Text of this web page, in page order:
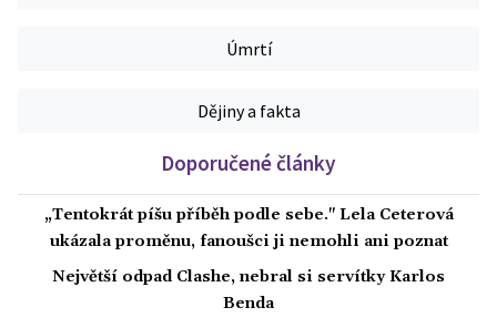
Úmrtí
Dějiny a fakta
Doporučené články
„Tentokrát píšu příběh podle sebe." Lela Ceterová
ukázala proměnu, fanoušci ji nemohli ani poznat
Největší odpad Clashe, nebral si servítky Karlos
Benda